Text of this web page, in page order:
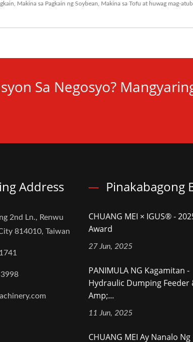
Makina sa Pagkain ng Soybean Makina sa Tofu at huwag mag-
Sa Negosyo?
Address
2nd Ln., Renwu
814010, Taiwan
Pinakabagong
CHUANG MEI × IGUS® -
Award
27 Jun, 2025
PANIMULA NG Kagamitan -
Hydraulic Dumping Feeder
Amp;...
11 Jun, 2025
CHUANG MEI Ay Nanalo Ng